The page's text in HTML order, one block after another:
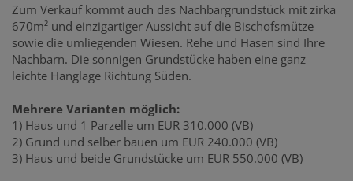
Zum Verkauf kommt auch das Nachbargrundstück mit zirka
670m² und einzigartiger Aussicht auf die Bischofsmütze
sowie die umliegenden Wiesen. Rehe und Hasen sind Ihre
Nachbarn. Die sonnigen Grundstücke haben eine ganz
leichte Hanglage Richtung Süden.
Mehrere Varianten möglich:
1) Haus und 1 Parzelle um EUR 310.000 (VB)
2) Grund und selber bauen um EUR 240.000 (VB)
3) Haus und beide Grundstücke um EUR 550.000 (VB)